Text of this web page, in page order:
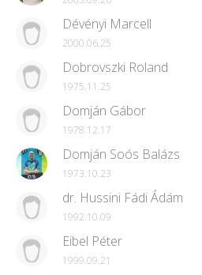
Dévényi Marcell
2000.06.25
Dobrovszki Roland
1975.11.25
Domján Gábor
1978.12.17
Domján Soós Balázs
1973.10.23
dr. Hussini Fádi Ádám
1992.10.09
Eibel Péter
1999.09.21